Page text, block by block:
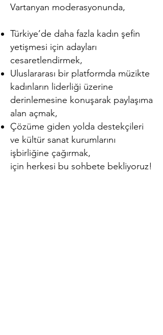
Vartanyan moderasyonunda,
Türkiye’de daha fazla kadın şefin
yetişmesi için adayları
cesaretlendirmek,
Uluslararası bir platformda müzikte
kadınların liderliği üzerine
derinlemesine konuşarak paylaşıma
alan açmak,
Çözüme giden yolda destekçileri
ve kültür sanat kurumlarını
işbirliğine çağırmak,
için herkesi bu sohbete bekliyoruz!